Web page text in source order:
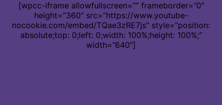
[wpcc-iframe allowfullscreen=”” frameborder=”0″
height=”360″ src=”https://www.youtube-
nocookie.com/embed/TQae3zRE7js” style=”position:
absolute;top: 0;left: 0;width: 100%;height: 100%;”
width=”640″]